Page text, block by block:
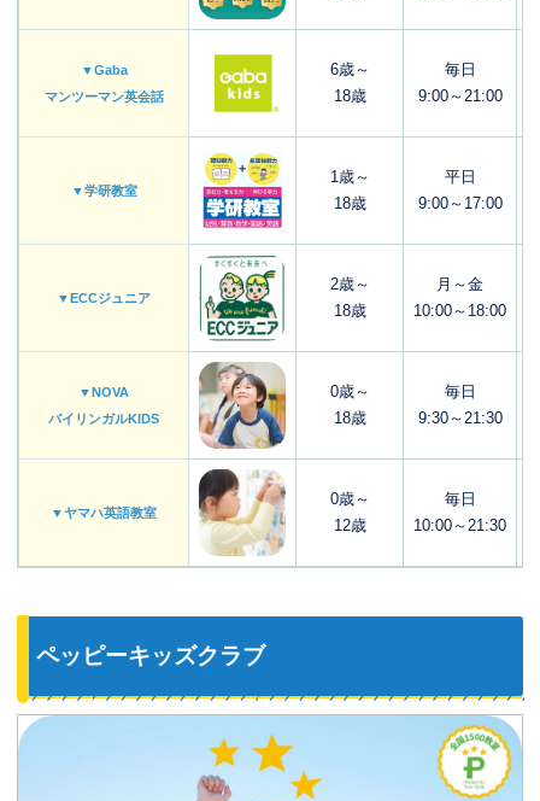
▼Gaba
マンツーマン英会話
6歳～
18歳
毎日
9:00～21:00
▼学研教室
1歳～
18歳
平日
9:00～17:00
▼ECCジュニア
2歳～
18歳
月～金
10:00～18:00
▼NOVA
バイリンガルKIDS
0歳～
18歳
毎日
9:30～21:30
▼ヤマハ英語教室
0歳～
12歳
毎日
10:00～21:30
ペッピーキッズクラブ